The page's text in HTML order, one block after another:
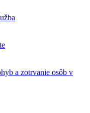
a zotrvanie osôb v